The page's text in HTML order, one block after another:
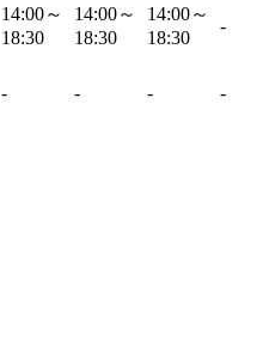
14:00～
18:30
14:00～
18:30
14:00～
18:30
-
- - - -